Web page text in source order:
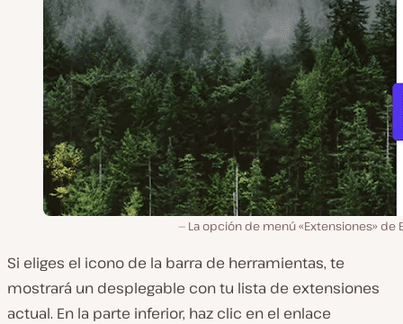
La opción de menú «Extensiones» de
Si eliges el icono de la barra de herramientas, te
mostrará un desplegable con tu lista de extensiones
actual. En la parte inferior, haz clic en el enlace